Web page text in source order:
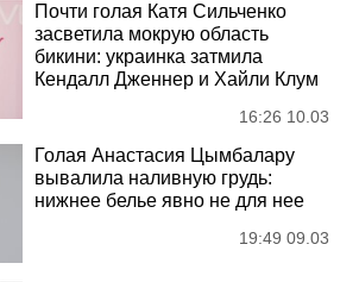
Почти голая Катя Сильченко
засветила мокрую область
бикини: украинка затмила
Кендалл Дженнер и Хайли Клум
16:26 10.03
Голая Анастасия Цымбалару
вывалила наливную грудь:
нижнее белье явно не для нее
19:49 09.03